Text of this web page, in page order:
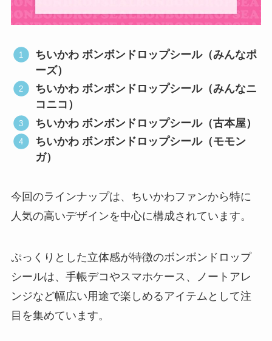
ちいかわ ボンボンドロップシール（みんなポ
ーズ）
ちいかわ ボンボンドロップシール（みんなニ
コニコ）
ちいかわ ボンボンドロップシール（古本屋）
ちいかわ ボンボンドロップシール（モモン
ガ）
今回のラインナップは、ちいかわファンから特に
人気の高いデザインを中心に構成されています。
ぷっくりとした立体感が特徴のボンボンドロップ
シールは、手帳デコやスマホケース、ノートアレ
ンジなど幅広い用途で楽しめるアイテムとして注
目を集めています。